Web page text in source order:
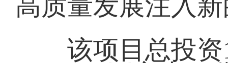
高质量发展注入
该项目总投资